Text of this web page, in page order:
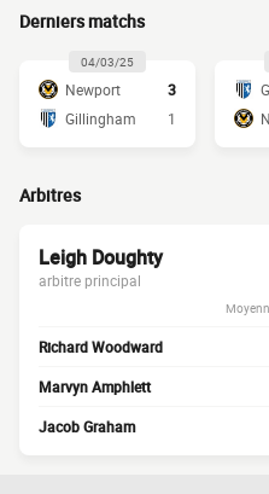
Derniers matchs
04/03/25
Newport
3
Gillingham
1
Arbitres
Leigh Doughty
arbitre principal
Richard Woodward
Marvyn Amphlett
Jacob Graham